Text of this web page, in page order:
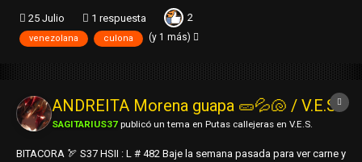
Piel: blanca 5. Contextura / Cintura / Barriga / Senos...
25 Julio 1 respuesta 2
venezolana culona (y 1 más)
ANDREITA Morena guapa 🥒💦🐚 / V.E.S
SAGITARIUS37 publicó un tema en Putas callejeras en V.E.S.
BITACORA 🏹 S37 HSII : L # 482 Baje la semana pasada para ver carne y